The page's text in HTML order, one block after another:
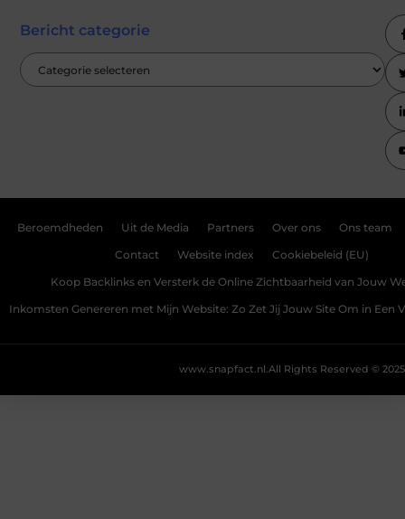
Bericht categorie
Beroemdheden Uit de Media Partners Over ons Ons team
Contact Website index Cookiebeleid (EU)
Koop Backlinks en Versterk de Online Zichtbaarheid van Jouw
Inkomsten Genereren met Mijn Website: Zo Zet Jij Jouw Site Om in Een
All Rights Reserved © 2025
www.snapfact.nl.